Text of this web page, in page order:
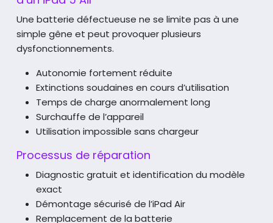
Une batterie défectueuse ne se limite pas à une
simple gêne et peut provoquer plusieurs
dysfonctionnements.
Autonomie fortement réduite
Extinctions soudaines en cours d’utilisation
Temps de charge anormalement long
Surchauffe de l’appareil
Utilisation impossible sans chargeur
Processus de réparation
Diagnostic gratuit et identification du modèle
exact
Démontage sécurisé de l’iPad Air
Remplacement de la batterie